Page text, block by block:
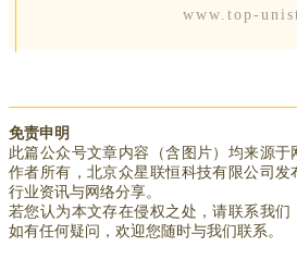
www.top-
免责申明
此篇公众号文章内容（含图片）均来源
作者所有，北京众星联恒科技有限公司发
行业资讯与网络分享。
若您认为本文存在侵权之处，请联系我们
如有任何疑问，欢迎您随时与我们联系。